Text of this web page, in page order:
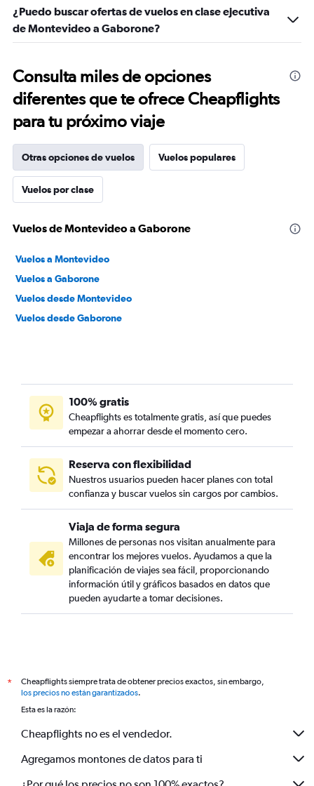
¿Puedo buscar ofertas de vuelos en clase ejecutiva
de Montevideo a Gaborone?
Consulta miles de opciones
diferentes que te ofrece Cheapflights
para tu próximo viaje
Otras opciones de vuelos Vuelos populares
Vuelos por clase
Vuelos de Montevideo a Gaborone
Vuelos a Montevideo
Vuelos a Gaborone
Vuelos desde Montevideo
Vuelos desde Gaborone
100% gratis
Cheapflights es totalmente gratis, así que puedes
empezar a ahorrar desde el momento cero.
Reserva con flexibilidad
Nuestros usuarios pueden hacer planes con total
confianza y buscar vuelos sin cargos por cambios.
Viaja de forma segura
Millones de personas nos visitan anualmente para
encontrar los mejores vuelos. Ayudamos a que la
planificación de viajes sea fácil, proporcionando
información útil y gráficos basados en datos que
pueden ayudarte a tomar decisiones.
*
Cheapflights siempre trata de obtener precios exactos, sin embargo,
los precios no están garantizados.
Esta es la razón:
Cheapflights no es el vendedor.
Agregamos montones de datos para ti